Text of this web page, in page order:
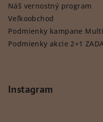
Náš vernostný program
Veľkoobchod
Podmienky kampane
Podmienky akcie 2+1
Instagram